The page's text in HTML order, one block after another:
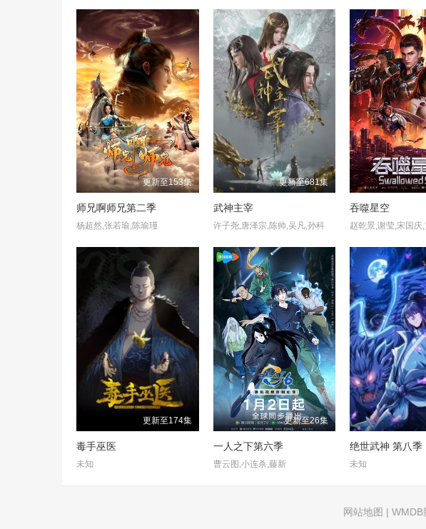
更新至153集
师兄啊师兄第二季
杨超然,张若瑜,陈瑜瑾
更新至681集
武神主宰
许子尧,唐泽宗,陈帅,吴凡,孙科
吞噬星空
更新至174集
毒手巫医
未知
更新至26集
一人之下第六季
曹云图,小连杀,藤新
绝世武神 第八季
未知
网站地图 | WMDB